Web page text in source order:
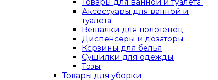
Товары для ванной и туалета
Аксессуары для ванной и
туалета
Вешалки для полотенец
Диспенсеры и дозаторы
Корзины для белья
Сушилки для одежды
Тазы
Товары для уборки